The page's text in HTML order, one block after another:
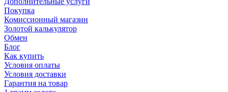
Покупка
Комиссионный магазин
Золотой калькулятор
Обмен
Блог
Как купить
Условия оплаты
Условия доставки
Гарантия на товар